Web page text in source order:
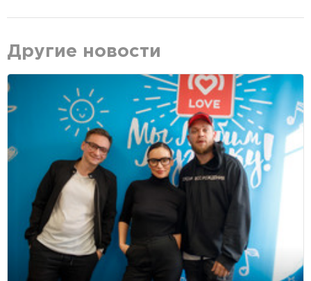
Другие новости